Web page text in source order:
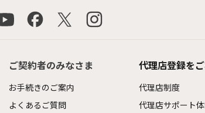
ご契約者のみなさま
お手続きのご案内
よくあるご質問
代理店登録を
代理店制度
代理店サポート